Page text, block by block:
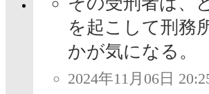
を起こして刑務
かが気になる。
2024年11月06日